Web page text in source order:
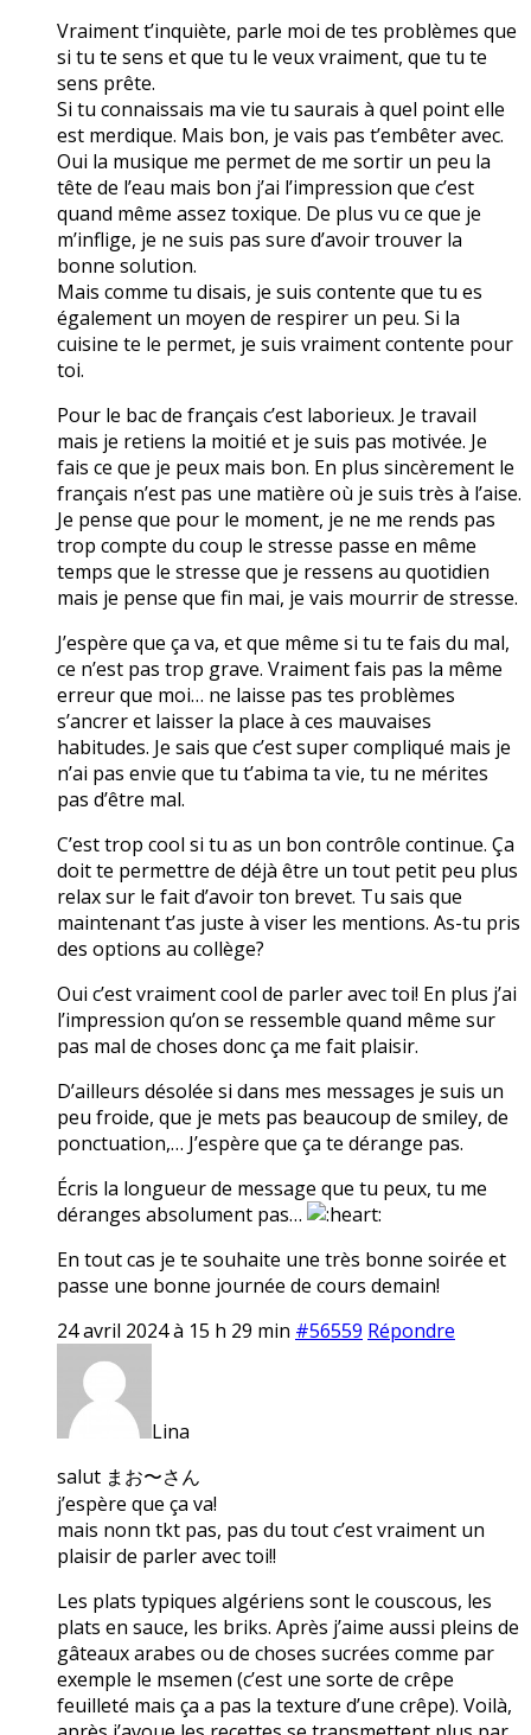
Vraiment t’inquiète, parle moi de tes problèmes que
si tu te sens et que tu le veux vraiment, que tu te
sens prête.
Si tu connaissais ma vie tu saurais à quel point elle
est merdique. Mais bon, je vais pas t’embêter avec.
Oui la musique me permet de me sortir un peu la
tête de l’eau mais bon j’ai l’impression que c’est
quand même assez toxique. De plus vu ce que je
m’inflige, je ne suis pas sure d’avoir trouver la
bonne solution.
Mais comme tu disais, je suis contente que tu es
également un moyen de respirer un peu. Si la
cuisine te le permet, je suis vraiment contente pour
toi.
Pour le bac de français c’est laborieux. Je travail
mais je retiens la moitié et je suis pas motivée. Je
fais ce que je peux mais bon. En plus sincèrement le
français n’est pas une matière où je suis très à l’aise.
Je pense que pour le moment, je ne me rends pas
trop compte du coup le stresse passe en même
temps que le stresse que je ressens au quotidien
mais je pense que fin mai, je vais mourrir de stresse.
J’espère que ça va, et que même si tu te fais du mal,
ce n’est pas trop grave. Vraiment fais pas la même
erreur que moi… ne laisse pas tes problèmes
s’ancrer et laisser la place à ces mauvaises
habitudes. Je sais que c’est super compliqué mais je
n’ai pas envie que tu t’abima ta vie, tu ne mérites
pas d’être mal.
C’est trop cool si tu as un bon contrôle continue. Ça
doit te permettre de déjà être un tout petit peu plus
relax sur le fait d’avoir ton brevet. Tu sais que
maintenant t’as juste à viser les mentions. As-tu pris
des options au collège?
Oui c’est vraiment cool de parler avec toi! En plus j’ai
l’impression qu’on se ressemble quand même sur
pas mal de choses donc ça me fait plaisir.
D’ailleurs désolée si dans mes messages je suis un
peu froide, que je mets pas beaucoup de smiley, de
ponctuation,… J’espère que ça te dérange pas.
Écris la longueur de message que tu peux, tu me
déranges absolument pas…
En tout cas je te souhaite une très bonne soirée et
passe une bonne journée de cours demain!
24 avril 2024 à 15 h 29 min #56559 Répondre
Lina
salut まお〜さん
j’espère que ça va!
mais nonn tkt pas, pas du tout c’est vraiment un
plaisir de parler avec toi!!
Les plats typiques algériens sont le couscous, les
plats en sauce, les briks. Après j’aime aussi pleins de
gâteaux arabes ou de choses sucrées comme par
exemple le msemen (c’est une sorte de crêpe
feuilleté mais ça a pas la texture d’une crêpe). Voilà,